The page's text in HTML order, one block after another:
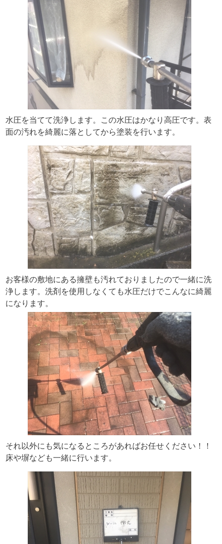
水圧を当てて洗浄します。この水圧はかなり高圧です。表
面の汚れを綺麗に落としてから塗装を行います。
お客様の敷地にある擁壁も汚れておりましたので一緒に洗
浄します。洗剤を使用しなくても水圧だけでこんなに綺麗
になります。
それ以外にも気になるところがあればお任せください！！
床や塀なども一緒に行います。